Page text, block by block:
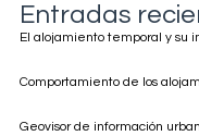
Entradas
El alojamiento temporal y su
Comportamiento de los
Geovisor de información